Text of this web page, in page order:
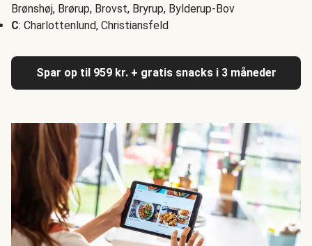
Brønshøj, Brørup, Brovst, Bryrup, Bylderup-Bov
C: Charlottenlund, Christiansfeld
Spar op til 959 kr. + gratis snacks i 3 måneder